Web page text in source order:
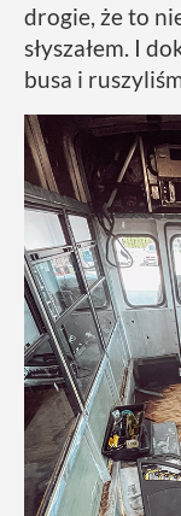
drogie, że to
słyszałem. I
busa i